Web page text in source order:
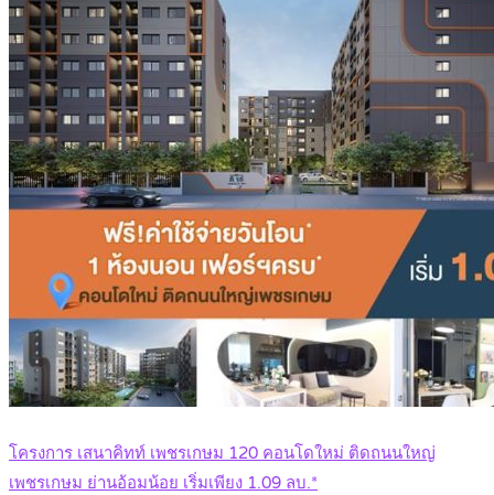
โครงการ เสนาคิทท์ เพชรเกษม 120 คอนโดใหม่ ติดถนนใหญ่
เพชรเกษม ย่านอ้อมน้อย เริ่มเพียง 1.09 ลบ.*